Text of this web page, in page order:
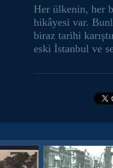
Her ülkenin, her
hikâyesi var.
biraz tarihi
eski İstanbul ve